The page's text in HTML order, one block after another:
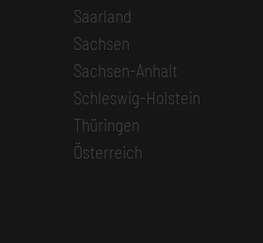
Saarland
Sachsen
Sachsen-Anhalt
Schleswig-Holstein
Thüringen
Österreich